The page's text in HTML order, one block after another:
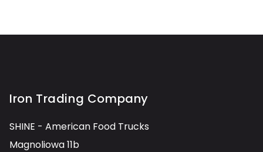
Iron Trading Company
SHINE - American Food Trucks
Magnoliowa 11b